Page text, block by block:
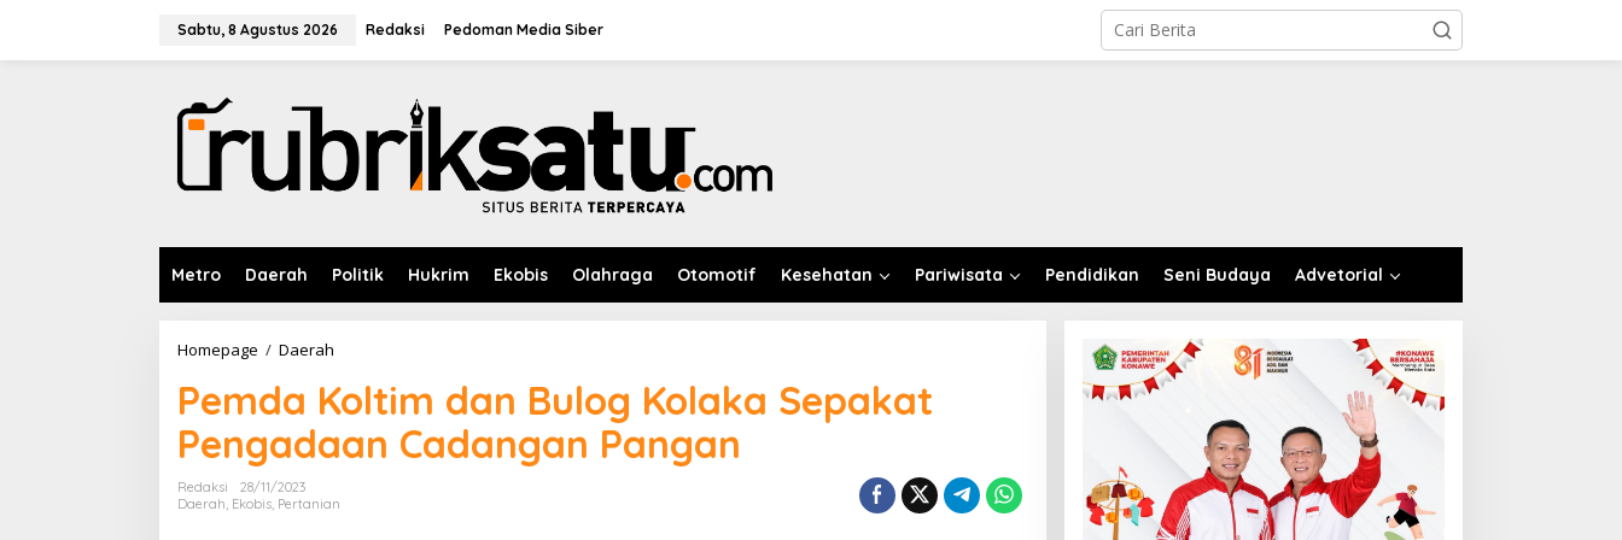
Sabtu, 8 Agustus 2026 Redaksi Pedoman Media Siber
Metro Daerah Politik Hukrim Ekobis Olahraga Otomotif Kesehatan Pariwisata Pendidikan Seni Budaya Advetorial
Homepage / Daerah
m
d
a
K
l
Pemda Koltim dan Bulog Kolaka Sepakat
Pengadaan Cadangan Pangan
Redaksi
28/11/2023
Daerah Ekobis Pertanian